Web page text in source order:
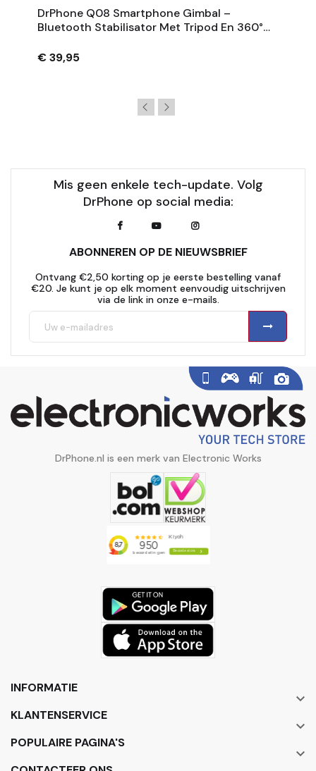
DrPhone Q08 Smartphone Gimbal –
Bluetooth Stabilisator Met Tripod En 360°
€ 39,95
Mis geen enkele tech-update. Volg
DrPhone op social media:
ABONNEREN OP DE NIEUWSBRIEF
Ontvang €2,50 korting op je eerste bestelling vanaf
€20. Je kunt je op elk moment eenvoudig uitschrijven
via de link in onze e-mails.
DrPhone.nl is een merk van Electronic Works
INFORMATIE

KLANTENSERVICE

POPULAIRE PAGINA'S
